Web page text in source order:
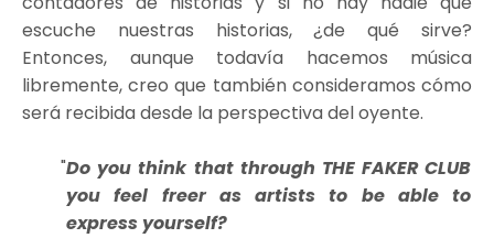
escuche nuestras historias, ¿de qué sirve?
Entonces, aunque todavía hacemos música
libremente, creo que también consideramos cómo
será recibida desde la perspectiva del oyente.
Do you think that through THE FAKER CLUB
you feel freer as artists to be able to
express yourself?